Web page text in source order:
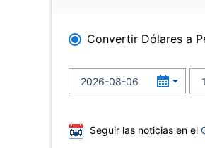
Convertir Dólares a
Seguir las noticias en el